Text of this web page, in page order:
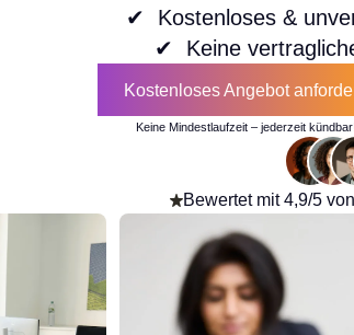
✔︎ Kostenloses &
✔︎ Keine
Kostenloses Angebot
Kostenloses Angebot
Keine Mindestlaufzeit – jederzeit kündbar!
Bewertet mit 4,9/5